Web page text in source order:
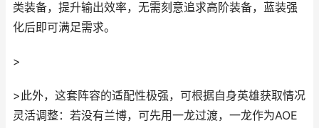
类装备，提升输出效率，无需刻意追求高阶装备，蓝装强
化后即可满足需求。
>
>此外，这套阵容的适配性极强，可根据自身英雄获取情况
灵活调整：若没有兰博，可先用一龙过渡，一龙作为AOE